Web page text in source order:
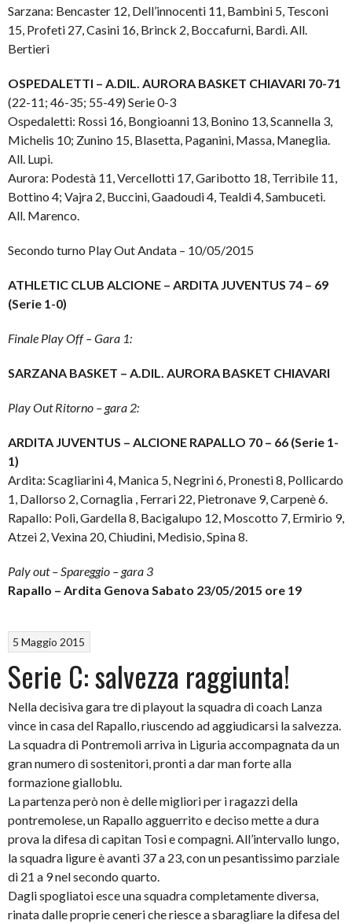
Sarzana: Bencaster 12, Dell’innocenti 11, Bambini 5, Tesconi
15, Profeti 27, Casini 16, Brinck 2, Boccafurni, Bardi. All.
Bertieri
OSPEDALETTI – A.DIL. AURORA BASKET CHIAVARI 70-71
(22-11; 46-35; 55-49) Serie 0-3
Ospedaletti: Rossi 16, Bongioanni 13, Bonino 13, Scannella 3,
Michelis 10; Zunino 15, Blasetta, Paganini, Massa, Maneglia.
All. Lupi.
Aurora: Podestà 11, Vercellotti 17, Garibotto 18, Terribile 11,
Bottino 4; Vajra 2, Buccini, Gaadoudi 4, Tealdi 4, Sambuceti.
All. Marenco.
Secondo turno Play Out Andata – 10/05/2015
ATHLETIC CLUB ALCIONE – ARDITA JUVENTUS 74 – 69
(Serie 1-0)
Finale Play Off – Gara 1:
SARZANA BASKET – A.DIL. AURORA BASKET CHIAVARI
Play Out Ritorno – gara 2:
ARDITA JUVENTUS – ALCIONE RAPALLO 70 – 66 (Serie 1-
1)
Ardita: Scagliarini 4, Manica 5, Negrini 6, Pronesti 8, Pollicardo
1, Dallorso 2, Cornaglia , Ferrari 22, Pietronave 9, Carpenè 6.
Rapallo: Poli, Gardella 8, Bacigalupo 12, Moscotto 7, Ermirio 9,
Atzei 2, Vexina 20, Chiudini, Medisio, Spina 8.
Paly out – Spareggio – gara 3
Rapallo – Ardita Genova Sabato 23/05/2015 ore 19
5 Maggio 2015
Serie C: salvezza raggiunta!
Nella decisiva gara tre di playout la squadra di coach Lanza
vince in casa del Rapallo, riuscendo ad aggiudicarsi la salvezza.
La squadra di Pontremoli arriva in Liguria accompagnata da un
gran numero di sostenitori, pronti a dar man forte alla
formazione gialloblu.
La partenza però non è delle migliori per i ragazzi della
pontremolese, un Rapallo agguerrito e deciso mette a dura
prova la difesa di capitan Tosi e compagni. All’intervallo lungo,
la squadra ligure è avanti 37 a 23, con un pesantissimo parziale
di 21 a 9 nel secondo quarto.
Dagli spogliatoi esce una squadra completamente diversa,
rinata dalle proprie ceneri che riesce a sbaragliare la difesa del